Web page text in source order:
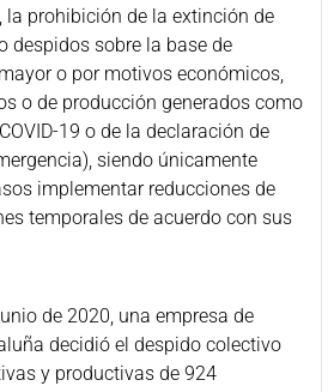
la prohibición de la extinción de
despidos sobre la base de
o por motivos económicos,
o de producción generados como
19 o de la declaración de
siendo únicamente
implementar reducciones de
temporales de acuerdo con sus
de 2020, una empresa de
decidió el despido colectivo
y productivas de 924